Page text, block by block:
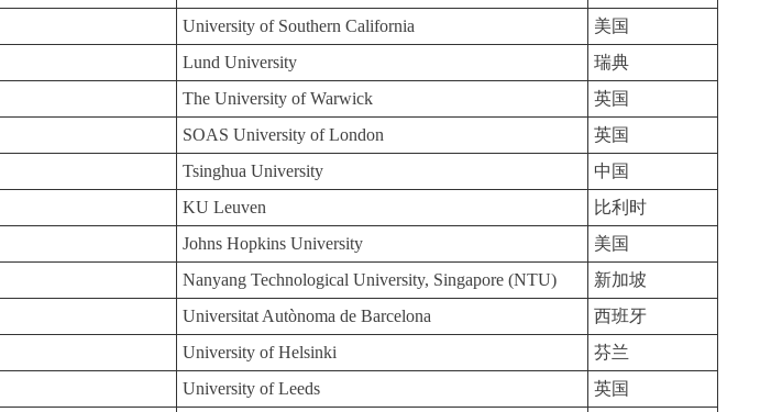
University of Southern California
美国
Lund University
瑞典
The University of Warwick
英国
SOAS University of London
英国
Tsinghua University
中国
KU Leuven
比利时
Johns Hopkins University
美国
Nanyang Technological University, Singapore (NTU)
新加坡
Universitat Autònoma de Barcelona
西班牙
University of Helsinki
芬兰
University of Leeds
英国